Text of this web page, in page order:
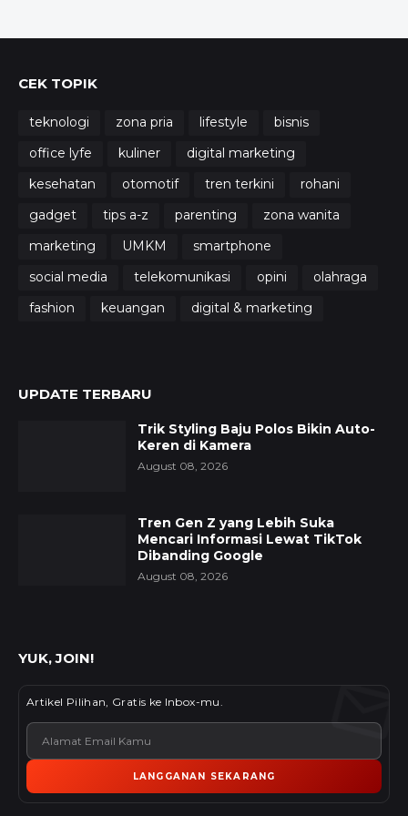
CEK TOPIK
teknologi zona pria lifestyle
bisnis
office lyfe
kuliner
digital marketing
kesehatan
otomotif tren terkini
rohani
gadget
tips a-z parenting
zona wanita
marketing
UMKM
smartphone
social media
telekomunikasi opini
olahraga
fashion
keuangan digital & marketing
UPDATE TERBARU
Trik Styling Baju Polos Bikin Auto-
Keren di Kamera
August 08, 2026
Tren Gen Z yang Lebih Suka
Mencari Informasi Lewat TikTok
Dibanding Google
August 08, 2026
YUK, JOIN!
Artikel Pilihan, Gratis ke Inbox-mu.
LANGGANAN SEKARANG